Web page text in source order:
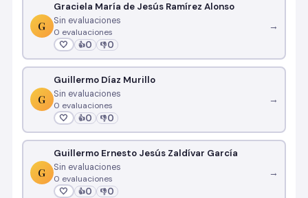
G
Graciela María de Jesús Ramírez Alonso
Sin evaluaciones
0 evaluaciones
🤍 👍0 👎0
→
G
Guillermo Díaz Murillo
Sin evaluaciones
0 evaluaciones
🤍 👍0 👎0
→
G
Guillermo Ernesto Jesús Zaldívar García
Sin evaluaciones
0 evaluaciones
🤍 👍0 👎0
→